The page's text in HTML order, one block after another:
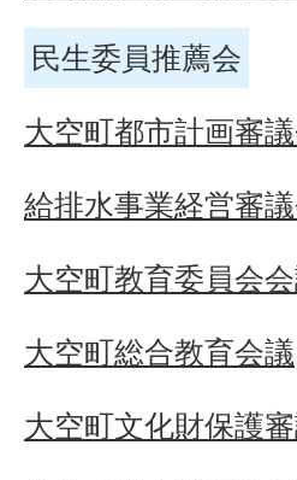
民生委員推薦会
大空町都市計画審
給排水事業経営審
大空町教育委員会
大空町総合教育会議
大空町文化財保護